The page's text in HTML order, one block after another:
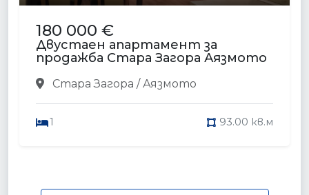
180 000 €
Двустаен апартамент за
продажба Стара Загора Аязмото
Стара Загора / Аязмото
1 93.00 кв.м